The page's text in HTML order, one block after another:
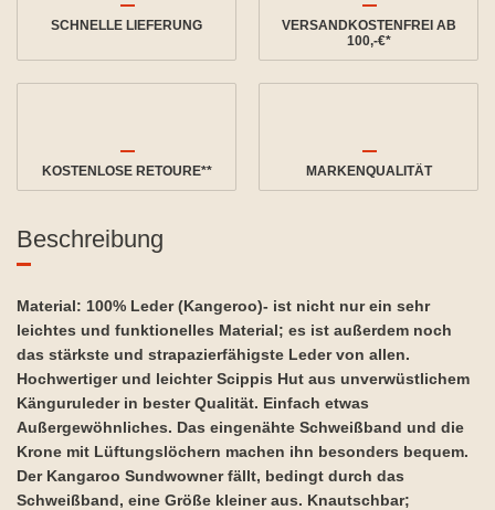
SCHNELLE LIEFERUNG
VERSANDKOSTENFREI AB
100,-€*
KOSTENLOSE RETOURE** MARKENQUALITÄT
Beschreibung
Material: 100% Leder (Kangeroo)- ist nicht nur ein sehr
leichtes und funktionelles Material; es ist außerdem noch
das stärkste und strapazierfähigste Leder von allen.
Hochwertiger und leichter Scippis Hut aus unverwüstlichem
Känguruleder in bester Qualität. Einfach etwas
Außergewöhnliches. Das eingenähte Schweißband und die
Krone mit Lüftungslöchern machen ihn besonders bequem.
Der Kangaroo Sundwowner fällt, bedingt durch das
Schweißband, eine Größe kleiner aus. Knautschbar;